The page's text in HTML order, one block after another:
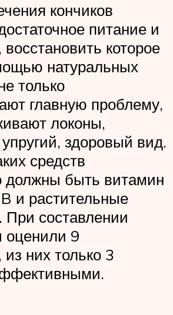
кончиков
питание и
которое
натуральных
только
главную проблему,
локоны,
здоровый вид.
средств
должны быть витамин
и растительные
При составлении
оценили 9
них только 3